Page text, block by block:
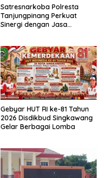
Satresnarkoba Polresta
Tanjungpinang Perkuat
Sinergi dengan Jasa
Gebyar HUT RI ke-81 Tahun
2026 Disdikbud Singkawang
Gelar Berbagai Lomba